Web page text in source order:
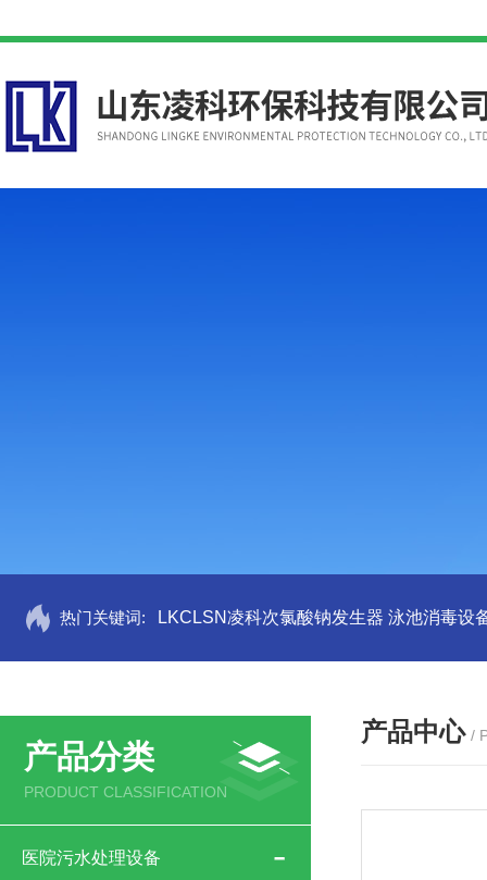
热门关键词: LKCLSN凌科次氯酸钠发生器 泳池消毒设
产品分类
PRODUCT CLASSIFICATION
医院污水处理设备
产品中心 /